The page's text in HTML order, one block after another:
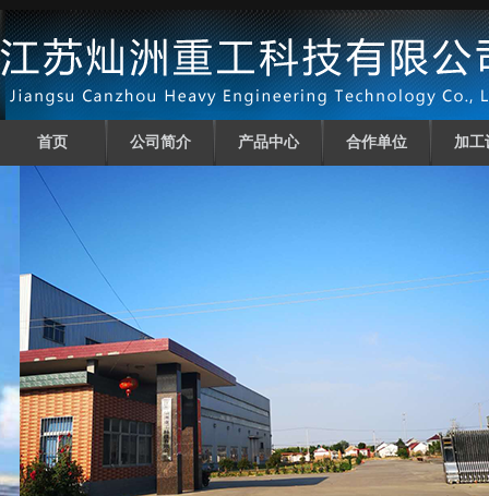
首页 公司简介 产品中心 合作单位 加工